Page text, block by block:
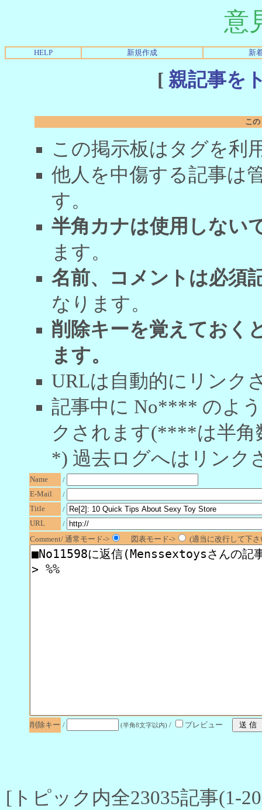
意
HELP 新規作成 新
[ 親記事を
こ
この掲示板はタグを利
他人を中傷する記事は
す。
半角カナは使用しない
ます。
名前、コメントは必須
なります。
削除キーを覚えておく
ます。
URLは自動的にリンク
記事中に No**** のよ
クされます(****は半角
*) 過去ログへはリンク
Name
/
E-Mail
/
Title
/
URL
/
Comment/ 通常モード->
図表モード-> (適当に改行して下
削除キー / (半角8文字以内) / プレビュー
[トピック内全23035記事(1-